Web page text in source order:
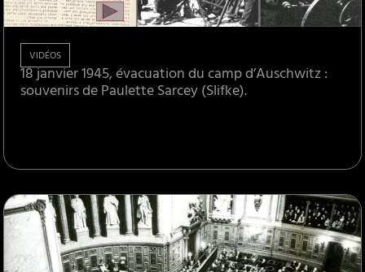
VIDÉOS
18 janvier 1945, évacuation du camp d’Auschwitz :
souvenirs de Paulette Sarcey (Slifke).